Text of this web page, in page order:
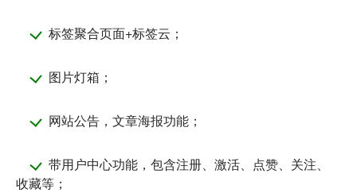
标签聚合页面+标签云；
图片灯箱；
网站公告，文章海报功能；
带用户中心功能，包含注册、激活、点赞、关注、
收藏等；